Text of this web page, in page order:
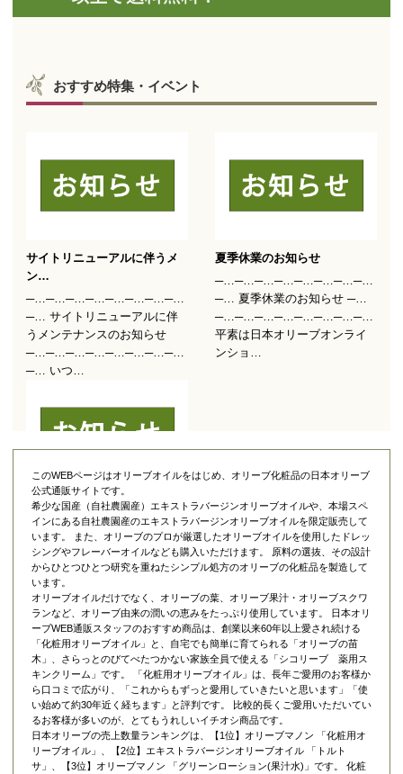
このWEBページはオリーブオイルをはじめ、オリーブ化粧品の日本オリーブ
公式通販サイトです。
希少な国産（自社農園産）エキストラバージンオリーブオイルや、本場スペ
インにある自社農園産のエキストラバージンオリーブオイルを限定販売して
います。 また、オリーブのプロが厳選したオリーブオイルを使用したドレッ
シングやフレーバーオイルなども購入いただけます。 原料の選抜、その設計
からひとつひとつ研究を重ねたシンプル処方のオリーブの化粧品を製造して
います。
オリーブオイルだけでなく、オリーブの葉、オリーブ果汁・オリーブスクワ
ランなど、オリーブ由来の潤いの恵みをたっぷり使用しています。 日本オリ
ーブWEB通販スタッフのおすすめ商品は、創業以来60年以上愛され続ける
「 化粧用オリーブオイル 」と、自宅でも簡単に育てられる「 オリーブの苗
木 」、さらっとのびてべたつかない家族全員で使える「 シコリーブ 薬用ス
キンクリーム 」です。 「化粧用オリーブオイル」は、長年ご愛用のお客様か
ら口コミで広がり、「これからもずっと愛用していきたいと思います」「使
い始めて約30年近く経ちます」と評判です。 比較的長くご愛用いただいてい
るお客様が多いのが、とてもうれしいイチオシ商品です。
日本オリーブの売上数量ランキングは、【1位】オリーブマノン 「 化粧用オ
リーブオイル 」、【2位】 エキストラバージンオリーブオイル 「トルト
サ」 、【3位】 オリーブマノン 「グリーンローション(果汁水)」 です。 化粧